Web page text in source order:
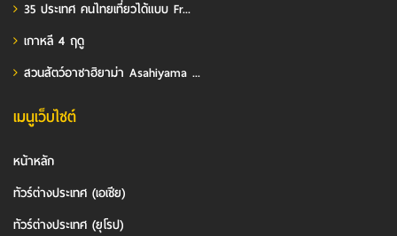
35 ประเทศ คนไทยเที่ยวได้แบบ Fr...
เกาหลี 4 ฤดู
สวนสัตว์อาซาฮิยาม่า Asahiyama ...
เมนูเว็บไซต์
หน้าหลัก
ทัวร์ต่างประเทศ (เอเชีย)
ทัวร์ต่างประเทศ (ยุโรป)